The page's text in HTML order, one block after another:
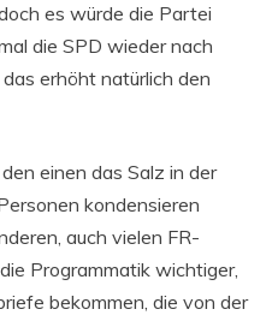
es würde die Partei
die SPD wieder nach
erhöht natürlich den
einen das Salz in der
kondensieren
auch vielen FR-
Programmatik wichtiger,
bekommen, die von der